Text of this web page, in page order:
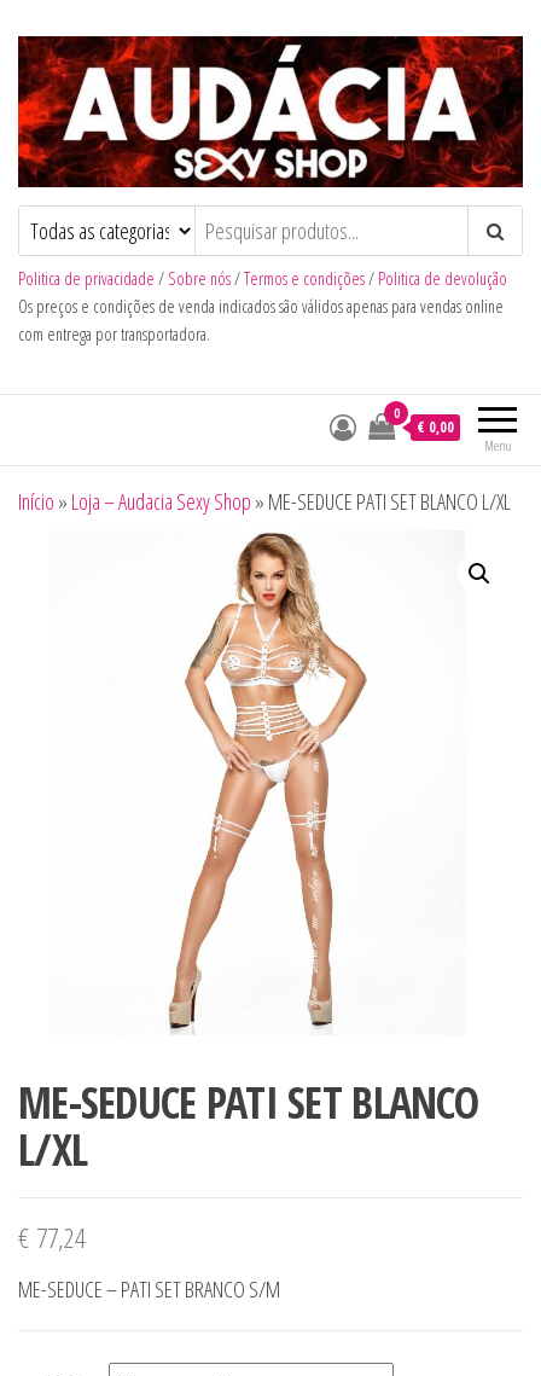
Audacia Sexy Shop
Politica de privacidade / Sobre nós/Termos e condições/ Politica de devolução
Os preços e condições de venda indicados são válidos apenas para vendas online
com entrega por transportadora.
Menu
0
€ 0,00
Início » Loja – Audacia Sexy Shop » ME-SEDUCE PATI SET BLANCO L/XL
ME-SEDUCE PATI SET BLANCO
L/XL
€ 77,24
ME-SEDUCE – PATI SET BRANCO S/M